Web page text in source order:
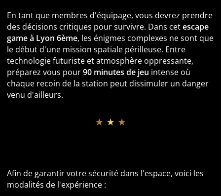
En tant que membres d'équipage, vous devrez prendre
des décisions critiques pour survivre. Dans cetescape
game à Lyon 6ème, les énigmes complexes ne sont que
le début d'une mission spatiale périlleuse. Entre
technologie futuriste et atmosphère oppressante,
préparez vous pour90 minutes de jeu intense où
chaque recoin de la station peut dissimuler un danger
venu d'ailleurs.
★ ★ ★
Afin de garantir votre sécurité dans l'espace, voici les
modalités de l'expérience :